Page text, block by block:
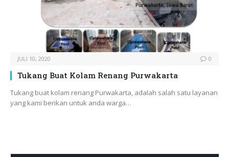
JULI 10, 2020 0
Tukang Buat Kolam Renang Purwakarta
Tukang buat kolam renang Purwakarta, adalah salah satu layanan
yang kami berikan untuk anda warga…